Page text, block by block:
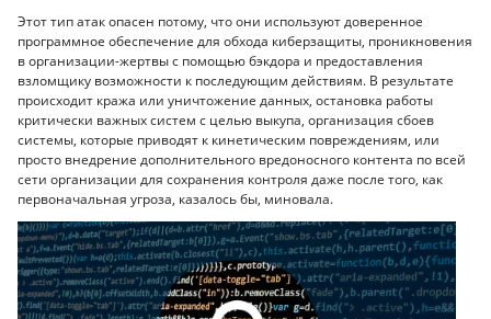
Этот тип атак опасен потому, что они используют доверенное
программное обеспечение для обхода киберзащиты, проникновения
в организации-жертвы с помощью бэкдора и предоставления
взломщику возможности к последующим действиям. В результате
происходит кража или уничтожение данных, остановка работы
критически важных систем с целью выкупа, организация сбоев
системы, которые приводят к кинетическим повреждениям, или
просто внедрение дополнительного вредоносного контента по всей
сети организации для сохранения контроля даже после того, как
первоначальная угроза, казалось бы, миновала.